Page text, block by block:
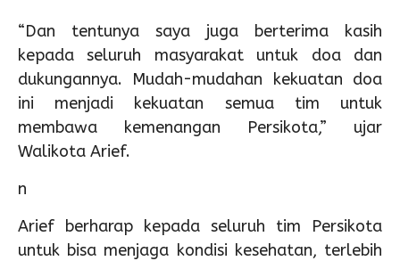
“Dan tentunya saya juga berterima kasih
kepada seluruh masyarakat untuk doa dan
dukungannya. Mudah-mudahan kekuatan doa
ini menjadi kekuatan semua tim untuk
membawa kemenangan Persikota,” ujar
Walikota Arief.
n
Arief berharap kepada seluruh tim Persikota
untuk bisa menjaga kondisi kesehatan, terlebih